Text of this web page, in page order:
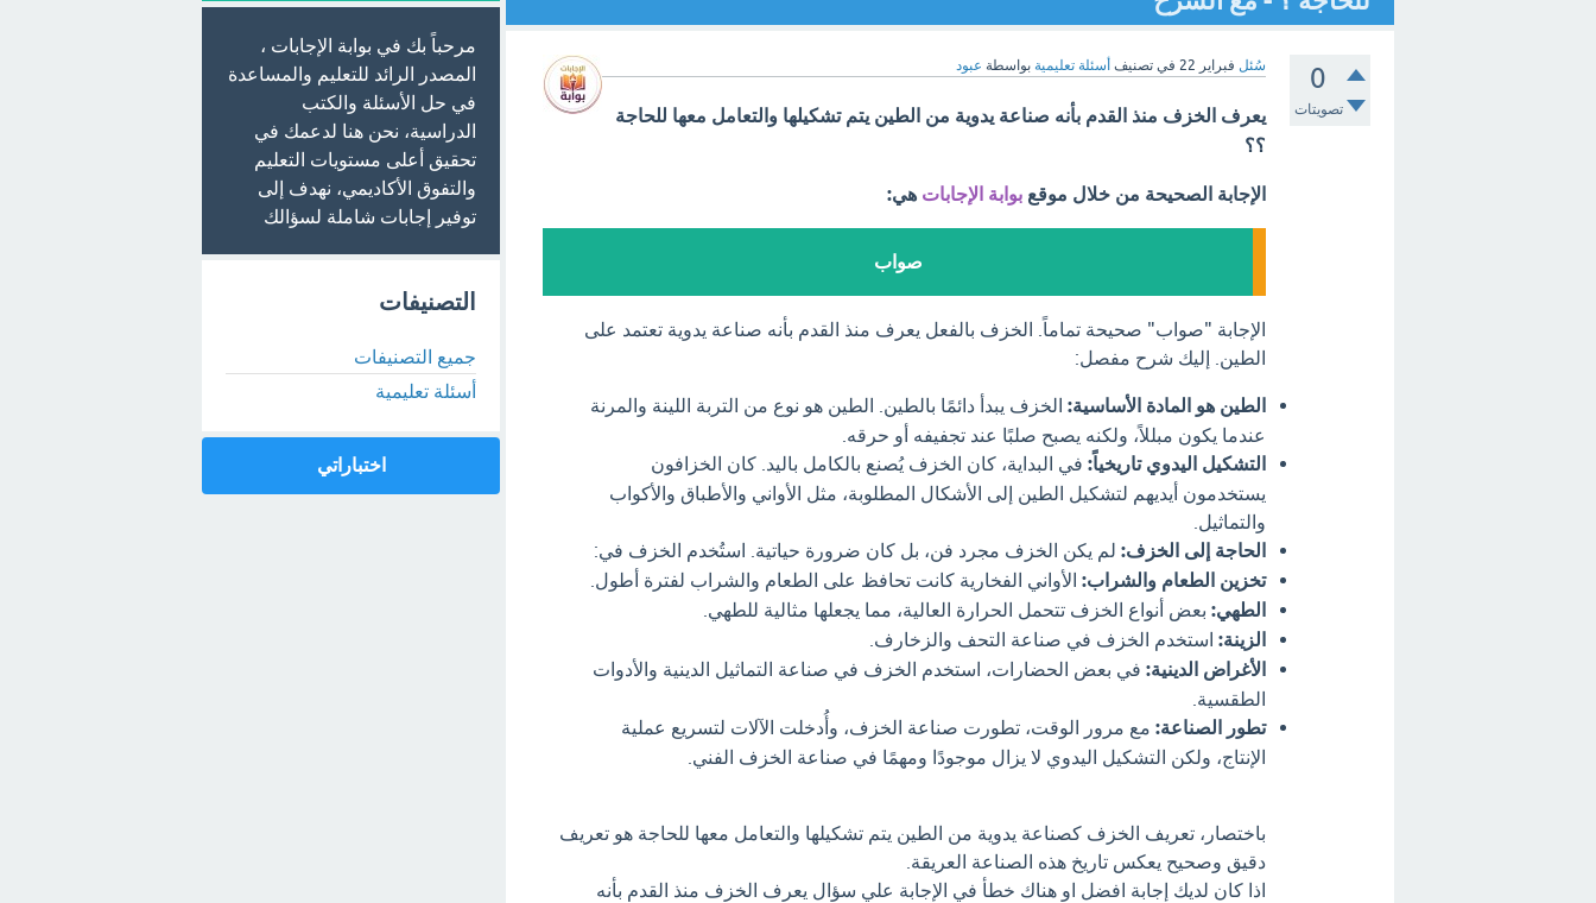
0
تصويتات
سُئل فبراير 22 في تصنيف أسئلة تعليمية بواسطة عبود
يعرف الخزف منذ القدم بأنه صناعة يدوية من الطين يتم تشكيلها والتعامل معها للحاجة
؟؟
الإجابة الصحيحة من خلال موقع بوابة الإجابات هي:
صواب
الإجابة "صواب" صحيحة تماماً. الخزف بالفعل يعرف منذ القدم بأنه صناعة يدوية تعتمد على
الطين. إليك شرح مفصل:
الطين هو المادة الأساسية: الخزف يبدأ دائمًا بالطين. الطين هو نوع من التربة اللينة والمرنة
عندما يكون مبللاً، ولكنه يصبح صلبًا عند تجفيفه أو حرقه.
التشكيل اليدوي تاريخياً: في البداية، كان الخزف يُصنع بالكامل باليد. كان الخزافون
يستخدمون أيديهم لتشكيل الطين إلى الأشكال المطلوبة، مثل الأواني والأطباق والأكواب
والتماثيل.
الحاجة إلى الخزف: لم يكن الخزف مجرد فن، بل كان ضرورة حياتية. استُخدم الخزف في:
تخزين الطعام والشراب: الأواني الفخارية كانت تحافظ على الطعام والشراب لفترة أطول.
الطهي: بعض أنواع الخزف تتحمل الحرارة العالية، مما يجعلها مثالية للطهي.
الزينة: استخدم الخزف في صناعة التحف والزخارف.
الأغراض الدينية: في بعض الحضارات، استخدم الخزف في صناعة التماثيل الدينية والأدوات
الطقسية.
تطور الصناعة: مع مرور الوقت، تطورت صناعة الخزف، وأُدخلت الآلات لتسريع عملية
الإنتاج، ولكن التشكيل اليدوي لا يزال موجودًا ومهمًا في صناعة الخزف الفني.
باختصار، تعريف الخزف كصناعة يدوية من الطين يتم تشكيلها والتعامل معها للحاجة هو تعريف
دقيق وصحيح يعكس تاريخ هذه الصناعة العريقة.
اذا كان لديك إجابة افضل او هناك خطأ في الإجابة علي سؤال يعرف الخزف منذ القدم بأنه
مرحباً بك في بوابة الإجابات ،
المصدر الرائد للتعليم والمساعدة
في حل الأسئلة والكتب
الدراسية، نحن هنا لدعمك في
تحقيق أعلى مستويات التعليم
والتفوق الأكاديمي، نهدف إلى
توفير إجابات شاملة لسؤالك
التصنيفات
جميع التصنيفات
أسئلة تعليمية
اختباراتي